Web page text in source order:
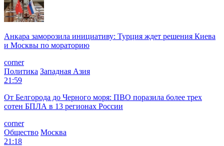
Анкара заморозила инициативу: Турция ждет решения Киева
и Москвы по мораторию
corner
Политика Западная Азия
21:59
От Белгорода до Черного моря: ПВО поразила более трех
сотен БПЛА в 13 регионах России
corner
Общество Москва
21:18